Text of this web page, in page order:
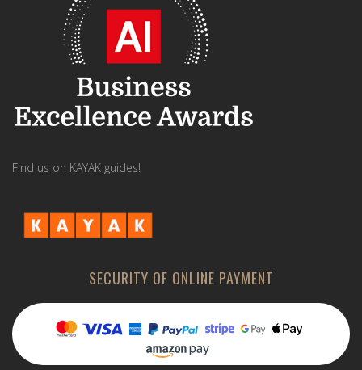
Find us on KAYAK guides!
SECURITY OF ONLINE PAYMENT